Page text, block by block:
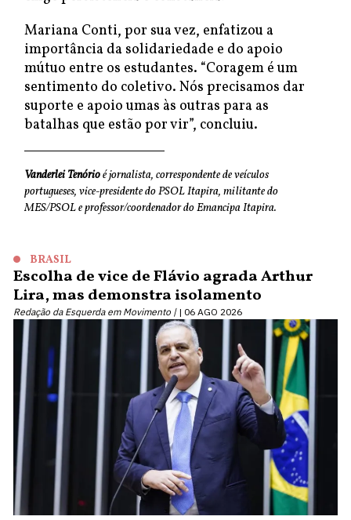
Mariana Conti, por sua vez, enfatizou a
importância da solidariedade e do apoio
mútuo entre os estudantes. “Coragem é um
sentimento do coletivo. Nós precisamos dar
suporte e apoio umas às outras para as
batalhas que estão por vir”, concluiu.
Vanderlei Tenórioé jornalista, correspondente de veículos
portugueses, vice-presidente do PSOL Itapira, militante do
MES/PSOL e professor/coordenador do Emancipa Itapira.
BRASIL
Escolha de vice de Flávio agrada Arthur
Lira, mas demonstra isolamento
Redação da Esquerda em Movimento | 06 AGO 2026